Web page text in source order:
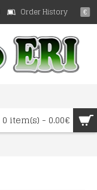
€
Order History
0 item(s) - 0.00€